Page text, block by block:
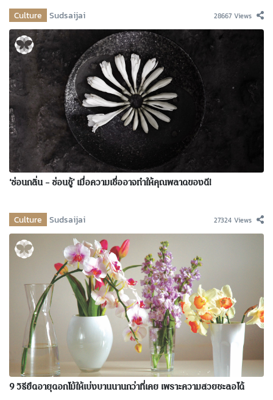
Culture Sudsaijai 28667 Views
‘ซ่อนกลิ่น – ซ่อนชู้’ เมื่อความเชื่ออาจทำให้คุณพลาดของดี!
Culture Sudsaijai 27324 Views
9 วิธียืดอายุดอกไม้ให้เบ่งบานนานกว่าที่เคย เพราะความสวยชะลอได้